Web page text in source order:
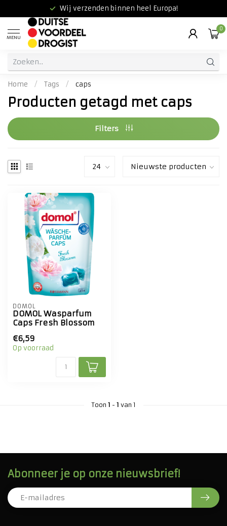
Wij verzenden binnen heel Europa!
MENU
0
Home / Tags / caps
Producten getagd met caps
Filters
DOMOL
DOMOL Wasparfum
Caps Fresh Blossom
€6,59
Op voorraad
Toon 1 - 1 van 1
Abonneer je op onze nieuwsbrief!